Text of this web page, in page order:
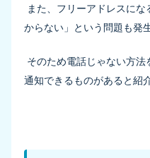
また、フリーアドレスに
からない」という問題も発
そのため電話じゃない方
通知できるものがあると紹